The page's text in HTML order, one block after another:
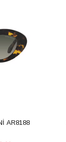
AR8188